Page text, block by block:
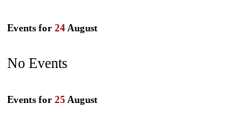
Events for 24 August
No Events
Events for 25 August